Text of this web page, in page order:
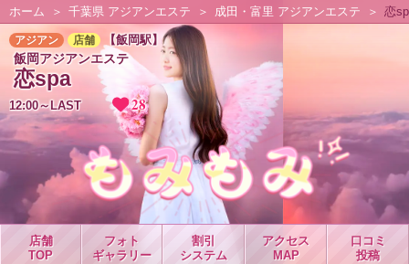
ホーム 千葉県 アジアンエステ 成田・富里 アジアンエステ 恋
アジアン 店舗 【飯岡駅】
飯岡アジアンエステ
恋spa
12:00～LAST 28
店舗
TOP
フォト
ギャラリー
割引
システム
アクセス
MAP
口コミ
投稿